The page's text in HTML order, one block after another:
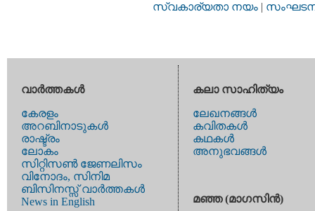
സ്വകാര്യതാ നയം |
വാര്‍ത്തകള്‍
കേരളം
അറബിനാടുകള്‍
രാഷ്ട്രം
ലോകം
സിറ്റിസണ്‍ ജേണലിസം
വിനോദം, സിനിമ
ബിസിനസ്സ് വാര്‍ത്തകള്‍
News in English
കലാ സാഹിത്യം
ലേഖനങ്ങള്‍
കവിതകള്‍
കഥകള്‍
അനുഭവങ്ങള്‍
മഞ്ഞ (മാഗസിന്‍)